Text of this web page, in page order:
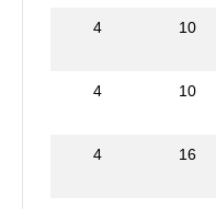
4 10
4 10
4 16